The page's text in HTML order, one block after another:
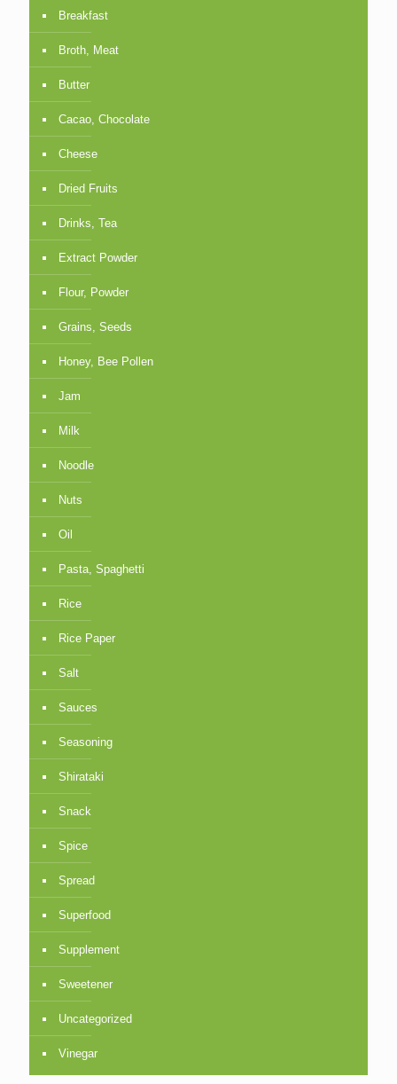
Breakfast
Broth, Meat
Butter
Cacao, Chocolate
Cheese
Dried Fruits
Drinks, Tea
Extract Powder
Flour, Powder
Grains, Seeds
Honey, Bee Pollen
Jam
Milk
Noodle
Nuts
Oil
Pasta, Spaghetti
Rice
Rice Paper
Salt
Sauces
Seasoning
Shirataki
Snack
Spice
Spread
Superfood
Supplement
Sweetener
Uncategorized
Vinegar